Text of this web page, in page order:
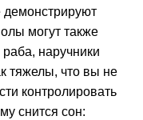
демонстрируют
могут также
наручники
тяжелы, что вы не
контролировать
снится сон: